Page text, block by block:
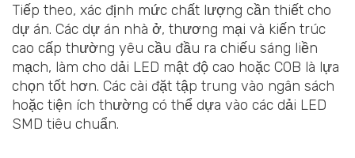
Tiếp theo, xác định mức chất lượng cần thiết cho
dự án. Các dự án nhà ở, thương mại và kiến trúc
cao cấp thường yêu cầu đầu ra chiếu sáng liền
mạch, làm cho dải LED mật độ cao hoặc COB là lựa
chọn tốt hơn. Các cài đặt tập trung vào ngân sách
hoặc tiện ích thường có thể dựa vào các dải LED
SMD tiêu chuẩn.